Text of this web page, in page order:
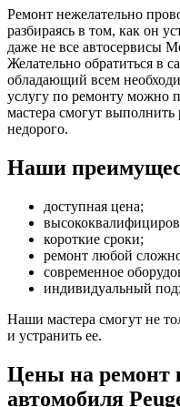
Ремонт нежелательно
разбираясь в том, как он
даже не все автосервисы
Желательно обратиться в
обладающий всем
услугу по ремонту можно
мастера смогут
недорого.
Наши
доступная цена;
короткие сроки;
ремонт любой
современное
индивидуальный
Наши мастера смогут не
и устранить ее.
Цены на ремонт
автомобиля